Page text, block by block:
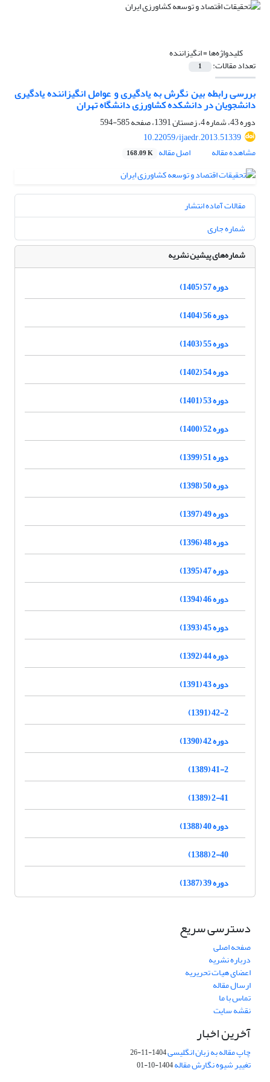
کلیدواژه‌ها =انگیزاننده
تعداد مقالات: 1
بررسی رابطه بین نگرش به یادگیری و عوامل انگیزاننده یادگیری
دانشجویان در دانشکده کشاورزی دانشگاه تهران
دوره 43، شماره 4، زمستان 1391، صفحه
585-594
10.22059/ijaedr.2013.51339
مشاهده مقاله
اصل مقاله 168.09 K
مقالات آماده انتشار
شماره جاری
شماره‌های پیشین نشریه
دوره 57 (1405)
دوره 56 (1404)
دوره 55 (1403)
دوره 54 (1402)
دوره 53 (1401)
دوره 52 (1400)
دوره 51 (1399)
دوره 50 (1398)
دوره 49 (1397)
دوره 48 (1396)
دوره 47 (1395)
دوره 46 (1394)
دوره 45 (1393)
دوره 44 (1392)
دوره 43 (1391)
42-2 (1391)
دوره 42 (1390)
41-2 (1389)
2-41 (1389)
دوره 40 (1388)
2-40 (1388)
دوره 39 (1387)
دسترسی سریع
صفحه اصلی
درباره نشریه
اعضای هیات تحریریه
ارسال مقاله
تماس با ما
نقشه سایت
آخرین اخبار
چاپ مقاله به زبان انگلیسی1404-11-26
تغییر شیوه نگارش مقاله1404-10-01